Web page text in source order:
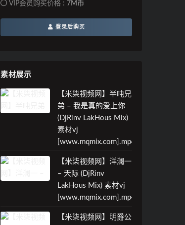
VIP会员购买价格 : 7M币
登录后购买
素材展示
【米柒视频网】半吨兄
弟 – 我是真的爱上你
(DjRinv LakHous Mix)
素材vj
[www.mqmix.com].mp4
【米柒视频网】洋澜一
– 天际 (DjRinv
LakHous Mix) 素材vj
[www.mqmix.com].mp4
【米柒视频网】明爵公